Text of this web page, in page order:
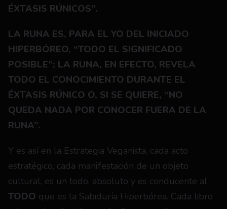
ÉXTASIS RÚNICOS”.
LA RUNA ES, PARA EL YO DEL INICIADO
HIPERBÓREO, “TODO EL SIGNIFICADO
POSIBLE”; LA RUNA, EN EFECTO, REVELA
TODO EL CONOCIMIENTO DURANTE EL
ÉXTASIS RÚNICO O, SI SE QUIERE, “NO
QUEDA NADA POR CONOCER FUERA DE LA
RUNA”.
Y es así en la Estrategia Veganista, cada acto
estratégico, cada manifestación de un objeto
TODO que es la Sabiduría Hiperbórea. Cada libro